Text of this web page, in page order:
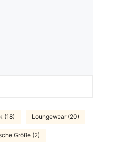
(18) Loungewear (20)
Größe (2)